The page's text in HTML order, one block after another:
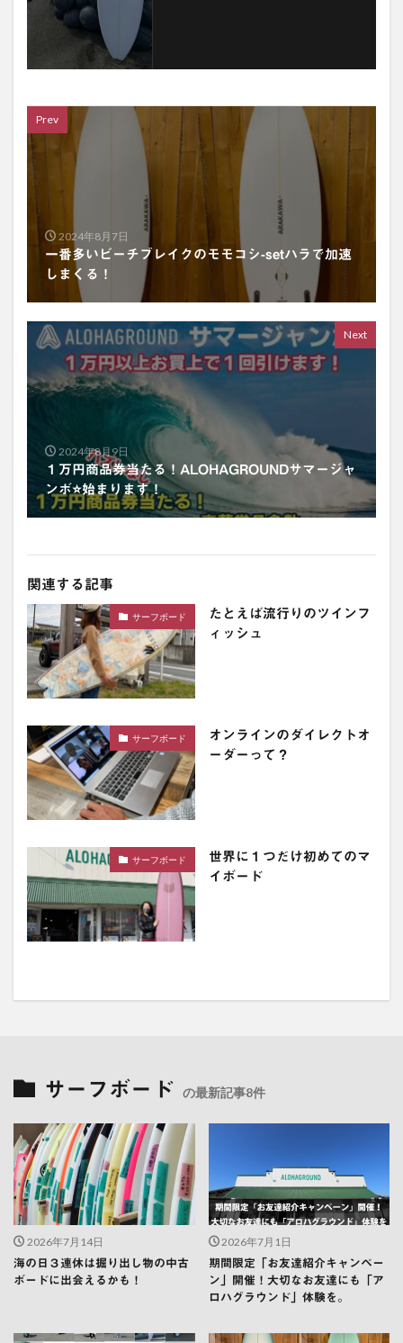
Prev
2024年8月7日
一番多いビーチブレイクのモモコシ-setハラで加速
しまくる！
Next
2024年8月9日
１万円商品券当たる！ALOHAGROUNDサマージャ
ンボ⭐️始まります！
関連する記事
サーフボード
たとえば流行りのツインフ
ィッシュ
サーフボード
オンラインのダイレクトオ
ーダーって？
サーフボード
世界に１つだけ初めてのマ
イボード
サーフボード の最新記事8件
2026年7月14日
海の日３連休は掘り出し物の中古
ボードに出会えるかも！
2026年7月1日
期間限定「お友達紹介キャンペー
ン」開催！大切なお友達にも「ア
ロハグラウンド」体験を。